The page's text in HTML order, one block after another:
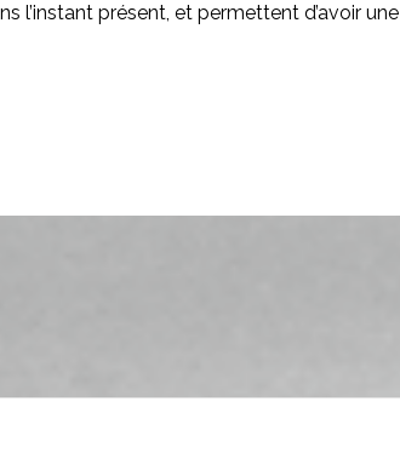
l’instant présent, et permettent d’avoir une